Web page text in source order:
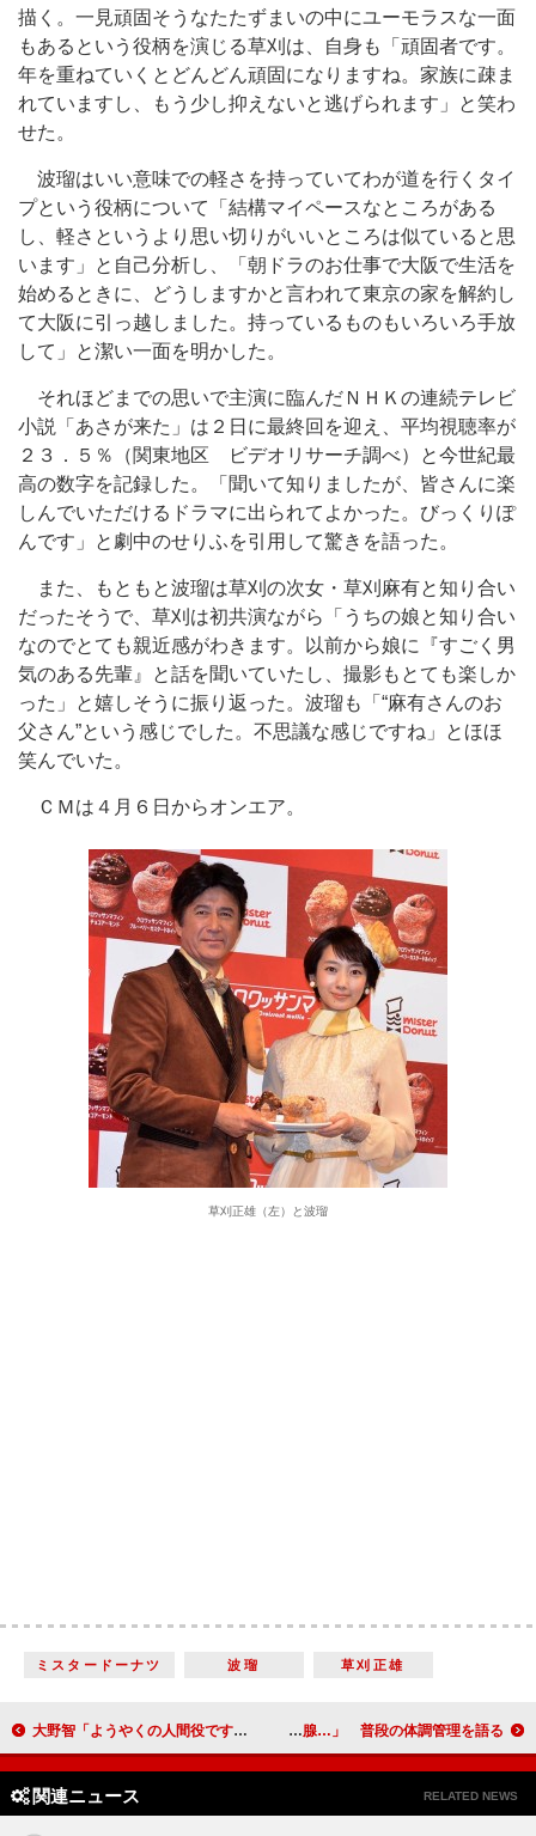
描く。一見頑固そうなたたずまいの中にユーモラスな一面
もあるという役柄を演じる草刈は、自身も「頑固者です。
年を重ねていくとどんどん頑固になりますね。家族に疎ま
れていますし、もう少し抑えないと逃げられます」と笑わ
せた。
波瑠はいい意味での軽さを持っていてわが道を行くタイ
プという役柄について「結構マイペースなところがある
し、軽さというより思い切りがいいところは似ていると思
います」と自己分析し、「朝ドラのお仕事で大阪で生活を
始めるときに、どうしますかと言われて東京の家を解約し
て大阪に引っ越しました。持っているものもいろいろ手放
して」と潔い一面を明かした。
それほどまでの思いで主演に臨んだＮＨＫの連続テレビ
小説「あさが来た」は２日に最終回を迎え、平均視聴率が
２３．５％（関東地区 ビデオリサーチ調べ）と今世紀最
高の数字を記録した。「聞いて知りましたが、皆さんに楽
しんでいただけるドラマに出られてよかった。びっくりぽ
んです」と劇中のせりふを引用して驚きを語った。
また、もともと波瑠は草刈の次女・草刈麻有と知り合い
だったそうで、草刈は初共演ながら「うちの娘と知り合い
なのでとても親近感がわきます。以前から娘に『すごく男
気のある先輩』と話を聞いていたし、撮影もとても楽しか
った」と嬉しそうに振り返った。波瑠も「“麻有さんのお
父さん”という感じでした。不思議な感じですね」とほほ
笑んでいた。
ＣＭは４月６日からオンエア。
草刈正雄（左）と波瑠
ミスタードーナツ 波瑠 草刈正雄
大野智「ようやくの人間役です」 小瀧望を「後輩だとは思えない。“のぞにぃ”と呼んでいる」 上戸彩、「すごく大きな扁桃腺…」 普段の体調管理を語る
関連ニュース RELATED NEWS